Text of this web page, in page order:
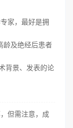
家，最好是拥
龄及绝经后患者
背景、发表的论
但需注意，成